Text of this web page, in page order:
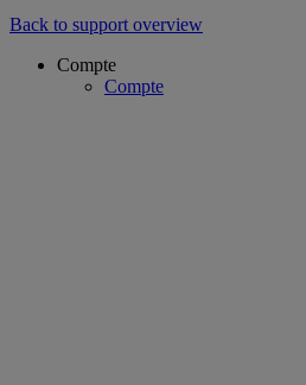
Back to support overview
Compte
Compte